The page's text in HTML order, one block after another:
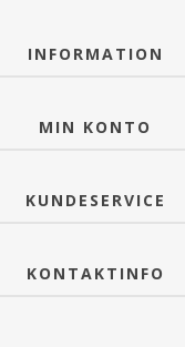
INFORMATION
MIN KONTO
KUNDESERVICE
KONTAKTINFO